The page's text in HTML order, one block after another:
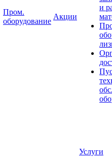
Пром.
оборудование
Акции
и
Услуги